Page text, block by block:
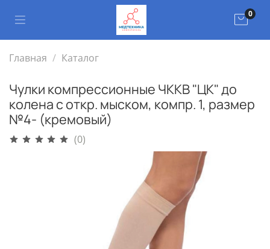
0
Главная Каталог
Чулки компрессионные ЧККВ "ЦК" до
колена с откр. мыском, компр. 1, размер
№4- (кремовый)
(0)